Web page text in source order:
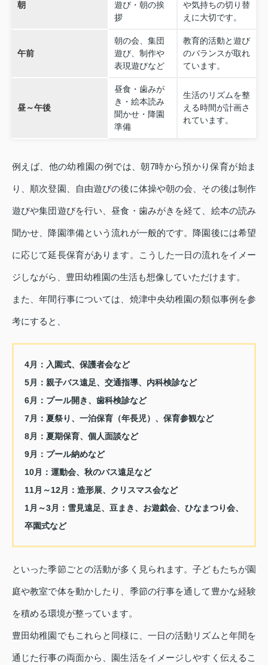
朝
遊び・朝の挨
拶
や気持ちの切り替
えに大切です。
午前
朝の会、集団
遊び、制作や
表現遊びなど
教育的活動と遊び
のバランスが取れ
ています。
昼～午後
昼食・歯みが
き・絵本読み
聞かせ・降園
準備
生活のリズムを整
える時間が計画さ
れています。
例えば、他の幼稚園の例では、朝7時から預かり保育が始ま
り、順次登園、自由遊びの後に体操や朝の会、その後は制作
遊びや集団遊びを行い、昼食・歯みがきを経て、絵本の読み
聞かせ、降園準備という流れが一般的です。降園後には希望
に応じて延長保育があります。こうした一日の流れをイメー
ジしながら、豊田幼稚園の生活も想像していただけます。
また、年間行事については、焼津中央幼稚園の類似事例を参
考にすると、
4月：入園式、保護者会など
5月：親子バス遠足、交通指導、内科検診など
6月：プール開き、歯科検診など
7月：夏祭り、一泊保育（年長児）、保育参観など
8月：夏期保育、個人面談など
9月：プール納めなど
10月：運動会、秋のバス遠足など
11月～12月：造形展、クリスマス会など
1月～3月：雪見遠足、豆まき、お遊戯会、ひなまつり会、
卒園式など
といった季節ごとの活動が多く見られます。子どもたちが園
庭や教室で体を動かしたり、季節の行事を通して豊かな経験
を積める環境が整っています。
豊田幼稚園でもこれらと同様に、一日の活動リズムと年間を
通じた行事の両面から、園生活をイメージしやすく伝えるこ